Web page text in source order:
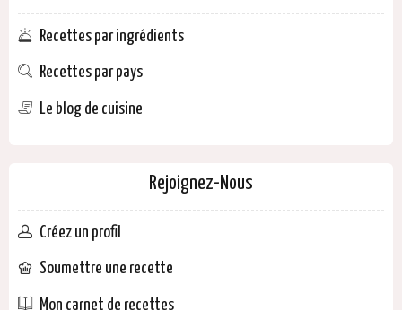
Recettes par ingrédients
Recettes par pays
Le blog de cuisine
Rejoignez-Nous
Créez un profil
Soumettre une recette
Mon carnet de recettes